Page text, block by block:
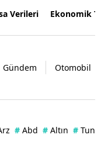
Verileri Ekonomik
Gündem Otomobil
# Abd # Altın #